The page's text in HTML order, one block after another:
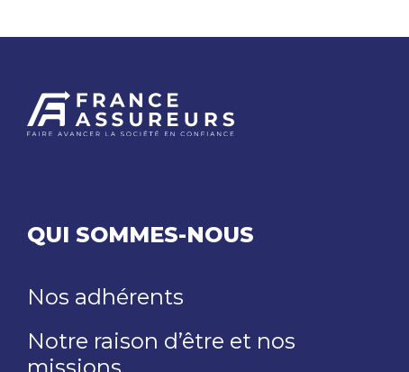
QUI SOMMES-NOUS
Nos adhérents
Notre raison d’être et nos
missions